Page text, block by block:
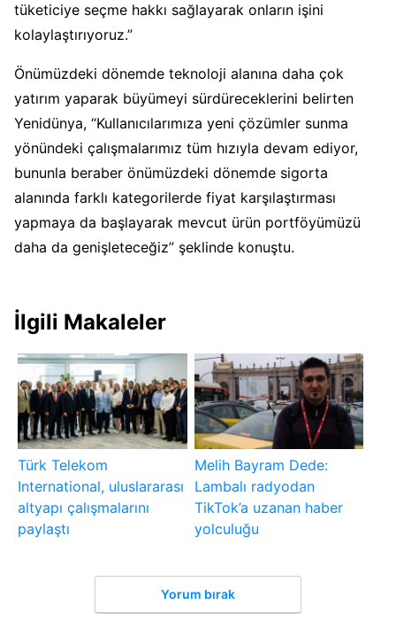
tüketiciye seçme hakkı sağlayarak onların işini
kolaylaştırıyoruz.”
Önümüzdeki dönemde teknoloji alanına daha çok
yatırım yaparak büyümeyi sürdüreceklerini belirten
Yenidünya, “Kullanıcılarımıza yeni çözümler sunma
yönündeki çalışmalarımız tüm hızıyla devam ediyor,
bununla beraber önümüzdeki dönemde sigorta
alanında farklı kategorilerde fiyat karşılaştırması
yapmaya da başlayarak mevcut ürün portföyümüzü
daha da genişleteceğiz” şeklinde konuştu.
İlgili Makaleler
Türk Telekom
International, uluslararası
altyapı çalışmalarını
paylaştı
Melih Bayram Dede:
Lambalı radyodan
TikTok’a uzanan haber
yolculuğu
Yorum bırak